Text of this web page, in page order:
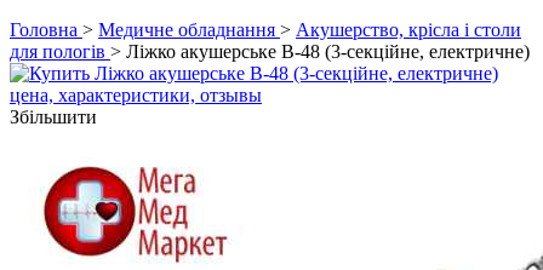
Головна > Медичне обладнання > Акушерство, крісла і столи
для пологів > Ліжко акушерське B-48 (3-секційне, електричне)
Збільшити